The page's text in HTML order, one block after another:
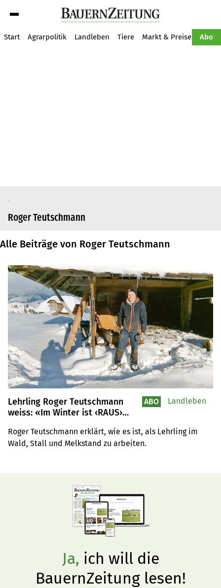
Start Agrarpolitik Landleben Tiere Markt & Preise Abo
Roger Teutschmann
Alle Beiträge von Roger Teutschmann
Lehrling Roger Teutschmann
weiss: «Im Winter ist ‹RAUS›
Roger Teutschmann erklärt, wie es ist, als Lehrling im
Wald, Stall und Melkstand zu arbeiten.
ABO Landleben
Ja, ich will die
BauernZeitung lesen!